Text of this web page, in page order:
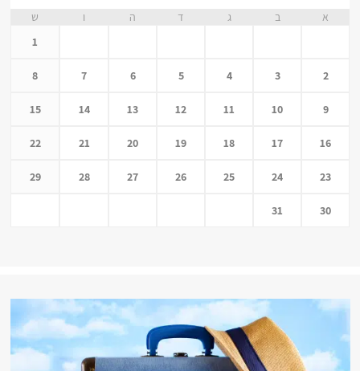
א ב ג ד ה ו
ש
1
2
3
4
5
6
7
8
9
10
11
12
13
14
15
16
17
18
19
20
21
22
23
24
25
26
27
28
29
30
31